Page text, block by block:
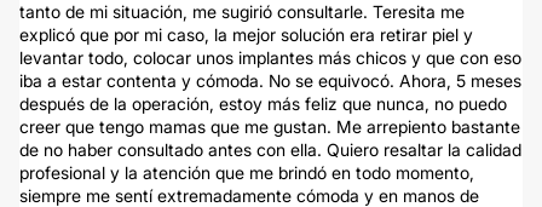
tanto de mi situación, me sugirió consultarle. Teresita me
explicó que por mi caso, la mejor solución era retirar piel y
levantar todo, colocar unos implantes más chicos y que con eso
iba a estar contenta y cómoda. No se equivocó. Ahora, 5 meses
después de la operación, estoy más feliz que nunca, no puedo
creer que tengo mamas que me gustan. Me arrepiento bastante
de no haber consultado antes con ella. Quiero resaltar la calidad
profesional y la atención que me brindó en todo momento,
siempre me sentí extremadamente cómoda y en manos de